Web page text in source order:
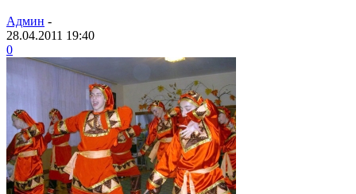
Админ -
28.04.2011 19:40
0